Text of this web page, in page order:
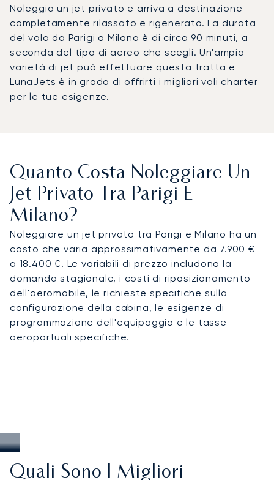
Noleggia un jet privato e arriva a destinazione
completamente rilassato e rigenerato. La durata
del volo da Parigi a Milano è di circa 90 minuti, a
seconda del tipo di aereo che scegli. Un'ampia
varietà di jet può effettuare questa tratta e
LunaJets è in grado di offrirti i migliori voli charter
per le tue esigenze.
Quanto Costa Noleggiare Un
Jet Privato Tra Parigi E
Milano?
Noleggiare un jet privato tra Parigi e Milano ha un
costo che varia approssimativamente da 7.900 €
a 18.400 €. Le variabili di prezzo includono la
domanda stagionale, i costi di riposizionamento
dell'aeromobile, le richieste specifiche sulla
configurazione della cabina, le esigenze di
programmazione dell'equipaggio e le tasse
aeroportuali specifiche.
Quali Sono I Migliori